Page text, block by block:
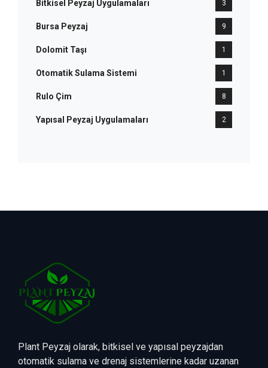
Bitkisel Peyzaj Uygulamaları 3
Bursa Peyzaj 9
Dolomit Taşı 1
Otomatik Sulama Sistemi 1
Rulo Çim 8
Yapısal Peyzaj Uygulamaları 2
Plant Peyzaj olarak, bitkisel ve yapısal peyzajdan
otomatik sulama ve drenaj sistemlerine kadar uzanan